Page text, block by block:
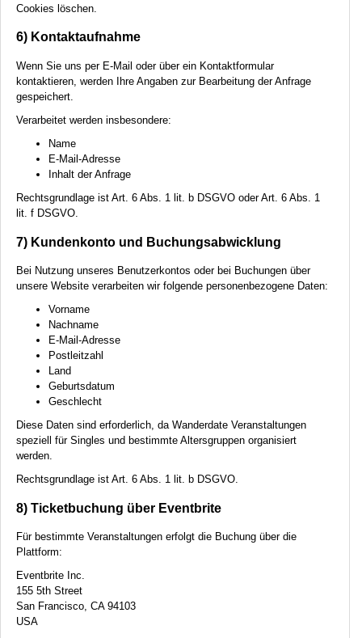
Cookies löschen.
6) Kontaktaufnahme
Wenn Sie uns per E-Mail oder über ein Kontaktformular
kontaktieren, werden Ihre Angaben zur Bearbeitung der Anfrage
gespeichert.
Verarbeitet werden insbesondere:
Name
E-Mail-Adresse
Inhalt der Anfrage
Rechtsgrundlage ist Art. 6 Abs. 1 lit. b DSGVO oder Art. 6 Abs. 1
lit. f DSGVO
7) Kundenkonto und Buchungsabwicklung
Bei Nutzung unseres Benutzerkontos oder bei Buchungen über
unsere Website verarbeiten wir folgende personenbezogene Daten:
Vorname
Nachname
E-Mail-Adresse
Postleitzahl
Land
Geburtsdatum
Geschlecht
Diese Daten sind erforderlich, da Wanderdate Veranstaltungen
speziell für Singles und bestimmte Altersgruppen organisiert
werden.
Rechtsgrundlage ist Art. 6 Abs. 1 lit. b DSGVO.
8) Ticketbuchung über Eventbrite
Für bestimmte Veranstaltungen erfolgt die Buchung über die
Plattform:
Eventbrite Inc.
155 5th Street
San Francisco, CA 94103
USA